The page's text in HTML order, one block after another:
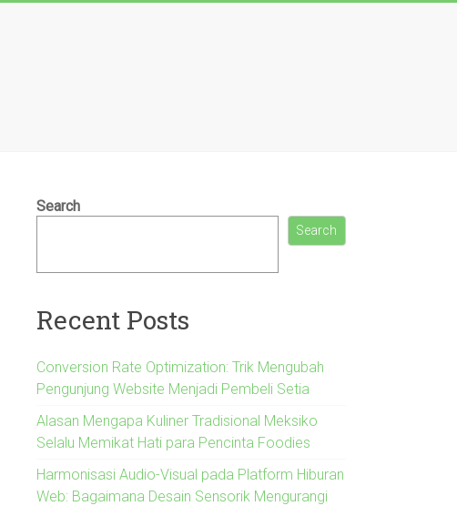
Search
Search
Recent Posts
Conversion Rate Optimization: Trik Mengubah
Pengunjung Website Menjadi Pembeli Setia
Alasan Mengapa Kuliner Tradisional Meksiko
Selalu Memikat Hati para Pencinta Foodies
Harmonisasi Audio-Visual pada Platform Hiburan
Web: Bagaimana Desain Sensorik Mengurangi